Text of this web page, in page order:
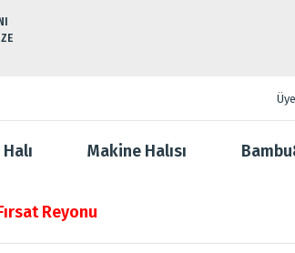
Makine Halısı
Reyonu